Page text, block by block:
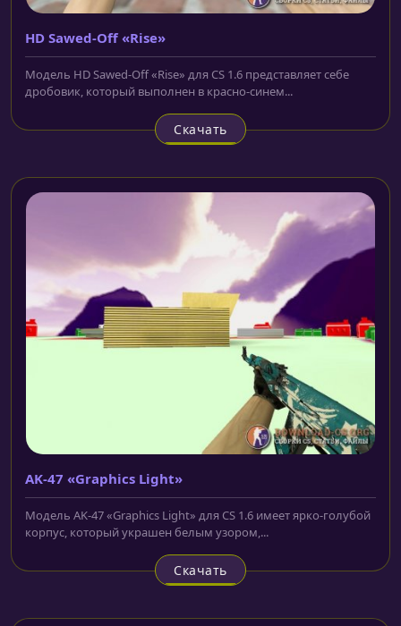
HD Sawed-Off «Rise»
Модель HD Sawed-Off «Rise» для CS 1.6 представляет себе
дробовик, который выполнен в красно-синем...
Скачать
AK-47 «Graphics Light»
Модель AK-47 «Graphics Light» для CS 1.6 имеет ярко-голубой
корпус, который украшен белым узором,...
Скачать